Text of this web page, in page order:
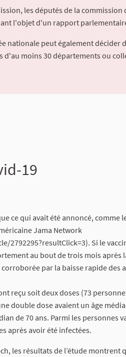
les députés de la
l'objet d'un rapport
nationale peut également
d'au moins 30 départements ou
19
ce qui avait été annoncé, comme
Jama Network
Si le
au bout de trois mois après
par la baisse rapide des
reçu soit deux doses (73
double dose avaient un âge
de 70 ans. Parmi les personnes
après avoir été infectées.
les résultats de l’étude montrent